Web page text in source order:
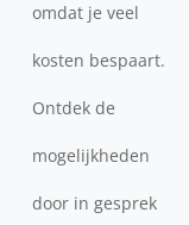
omdat je veel
kosten bespaart.
Ontdek de
mogelijkheden
door in gesprek